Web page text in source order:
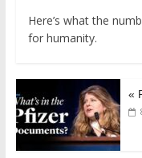
Here’s what the
for humanity.
«